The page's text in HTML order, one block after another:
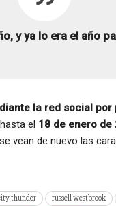
y ya lo era el año
la red social por
el 18 de enero de
vean de nuevo las
thunder russell westbrook